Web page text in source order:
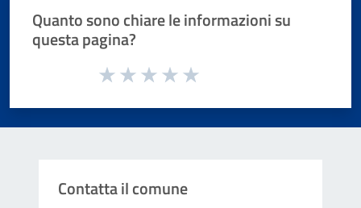
Quanto sono chiare le informazioni su
questa pagina?
Valuta da 1 a 5 stelle la pagina
Contatta il comune